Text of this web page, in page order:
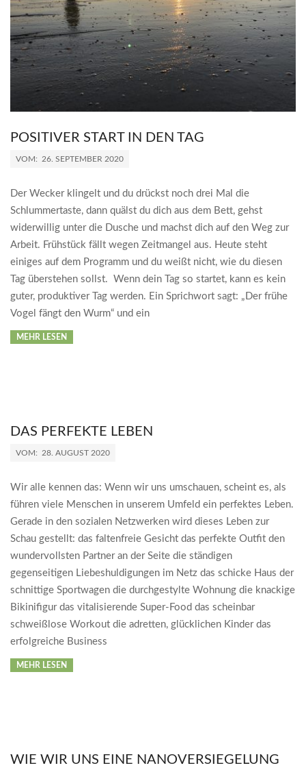
POSITIVER START IN DEN TAG
2020-
26
VOM: 26. SEPTEMBER 2020
Der Wecker klingelt und du drückst noch drei Mal die
Schlummertaste, dann quälst du dich aus dem Bett, gehst
widerwillig unter die Dusche und machst dich auf den Weg zur
Arbeit. Frühstück fällt wegen Zeitmangel aus. Heute steht
einiges auf dem Programm und du weißt nicht, wie du diesen
Tag überstehen sollst. Wenn dein Tag so startet, kann es kein
guter, produktiver Tag werden. Ein Sprichwort sagt: „Der frühe
Vogel fängt den Wurm“ und ein
MEHR LESEN
DAS PERFEKTE LEBEN
2020-
28
VOM: 28. AUGUST 2020
Wir alle kennen das: Wenn wir uns umschauen, scheint es, als
führen viele Menschen in unserem Umfeld ein perfektes Leben.
Gerade in den sozialen Netzwerken wird dieses Leben zur
Schau gestellt: das faltenfreie Gesicht das perfekte Outfit den
wundervollsten Partner an der Seite die ständigen
gegenseitigen Liebeshuldigungen im Netz das schicke Haus der
schnittige Sportwagen die durchgestylte Wohnung die knackige
Bikinifigur das vitalisierende Super-Food das scheinbar
schweißlose Workout die adretten, glücklichen Kinder das
erfolgreiche Business
MEHR LESEN
WIE WIR UNS EINE NANOVERSIEGELUNG